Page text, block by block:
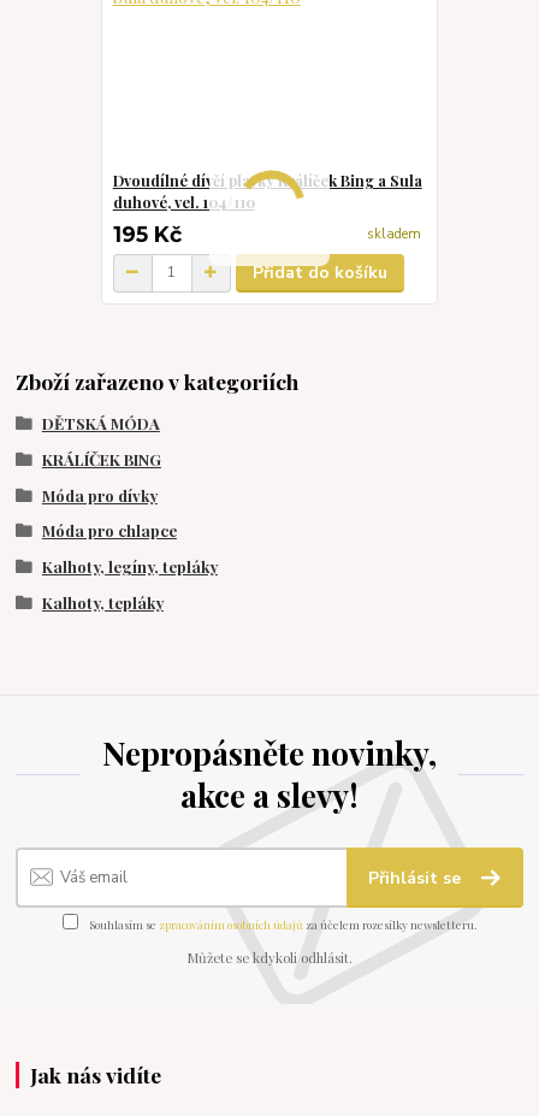
Dvoudílné dívčí plavky Králíček Bing a Sula
duhové, vel. 104/110
195 Kč skladem
Přidat do košíku
Zboží zařazeno v kategoriích
DĚTSKÁ MÓDA
KRÁLÍČEK BING
Móda pro dívky
Móda pro chlapce
Kalhoty, legíny, tepláky
Kalhoty, tepláky
Nepropásněte novinky,
akce a slevy!
Přihlásit se
Souhlasím se zpracováním osobních údajů za účelem rozesílky newsletteru.
Můžete se kdykoli odhlásit.
Jak nás vidíte